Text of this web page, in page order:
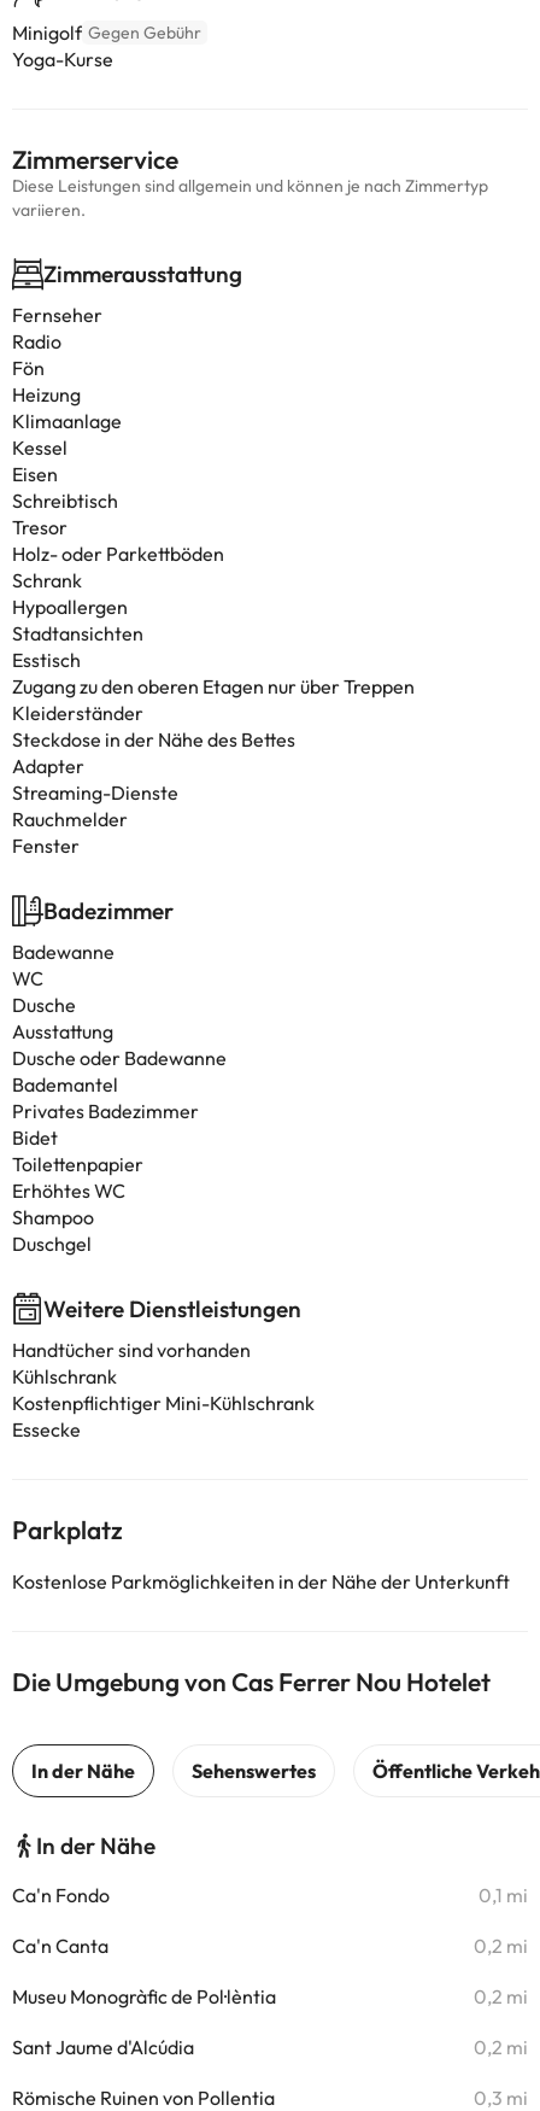
Minigolf Gegen Gebühr
Yoga-Kurse
Zimmerservice
Diese Leistungen sind allgemein und können je nach Zimmertyp
variieren.
Zimmerausstattung
Fernseher
Radio
Fön
Heizung
Klimaanlage
Kessel
Eisen
Schreibtisch
Tresor
Holz- oder Parkettböden
Schrank
Hypoallergen
Stadtansichten
Esstisch
Zugang zu den oberen Etagen nur über Treppen
Kleiderständer
Steckdose in der Nähe des Bettes
Adapter
Streaming-Dienste
Rauchmelder
Fenster
Badezimmer
Badewanne
WC
Dusche
Ausstattung
Dusche oder Badewanne
Bademantel
Privates Badezimmer
Bidet
Toilettenpapier
Erhöhtes WC
Shampoo
Duschgel
Weitere Dienstleistungen
Handtücher sind vorhanden
Kühlschrank
Kostenpflichtiger Mini-Kühlschrank
Essecke
Parkplatz
Kostenlose Parkmöglichkeiten in der Nähe der Unterkunft
Die Umgebung von Cas Ferrer Nou Hotelet
In der Nähe
Ca'n Fondo 0,1 mi
Ca'n Canta 0,2 mi
Museu Monogràfic de Pol·lèntia 0,2 mi
Sant Jaume d'Alcúdia 0,2 mi
Römische Ruinen von Pollentia 0,3 mi